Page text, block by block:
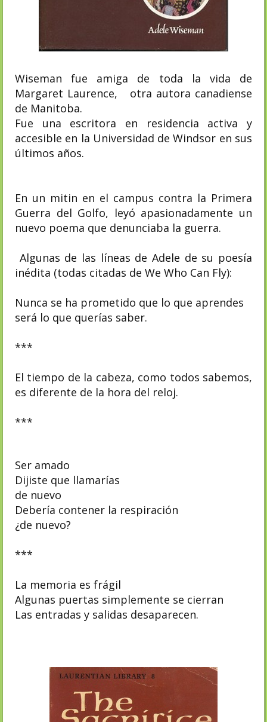
Wiseman fue amiga de toda la vida de
Margaret Laurence, otra autora canadiense
de Manitoba.
Fue una escritora en residencia activa y
accesible en la Universidad de Windsor en sus
últimos años.
En un mitin en el campus contra la Primera
Guerra del Golfo, leyó apasionadamente un
nuevo poema que denunciaba la guerra.
Algunas de las líneas de Adele de su poesía
inédita (todas citadas de We Who Can Fly):
Nunca se ha prometido que lo que aprendes
será lo que querías saber.
***
El tiempo de la cabeza, como todos sabemos,
es diferente de la hora del reloj.
***
Ser amado
Dijiste que llamarías
de nuevo
Debería contener la respiración
¿de nuevo?
***
La memoria es frágil
Algunas puertas simplemente se cierran
Las entradas y salidas desaparecen.